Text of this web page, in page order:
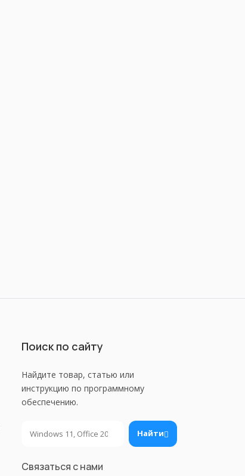
Поиск по сайту
Найдите товар, статью или
инструкцию по программному
обеспечению.
Найти
Связаться с нами